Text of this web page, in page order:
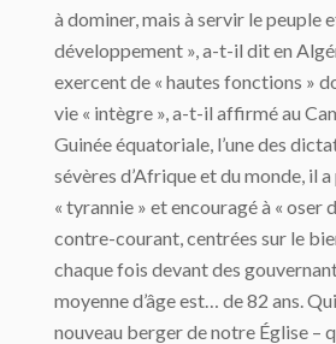
à dominer, mais à servir le peuple
développement », a-t-il dit en
exercent de « hautes fonctions »
vie « intègre », a-t-il affirmé au
Guinée équatoriale, l’une des
sévères d’Afrique et du monde, il
« tyrannie » et encouragé à « oser
contre-courant, centrées sur le
chaque fois devant des
moyenne d’âge est… de 82 ans.
nouveau berger de notre Église –